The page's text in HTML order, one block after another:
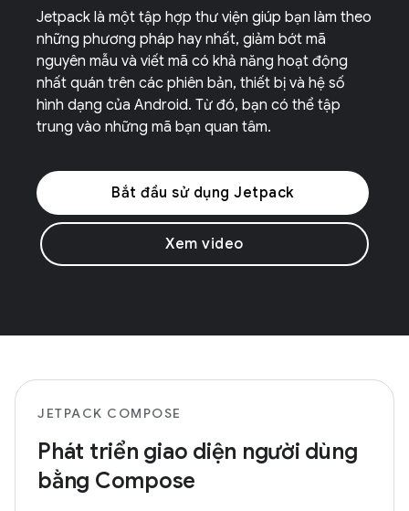
Jetpack là một tập hợp thư viện giúp bạn làm theo
những phương pháp hay nhất, giảm bớt mã
nguyên mẫu và viết mã có khả năng hoạt động
nhất quán trên các phiên bản, thiết bị và hệ số
hình dạng của Android. Từ đó, bạn có thể tập
trung vào những mã bạn quan tâm.
Bắt đầu sử dụng Jetpack
Xem video
JETPACK COMPOSE
Phát triển giao diện người dùng
bằng Compose